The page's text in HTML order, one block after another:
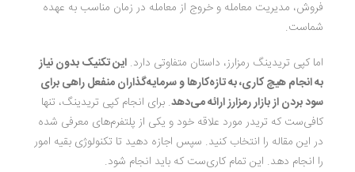
فروش، مدیریت معامله و خروج از معامله در زمان مناسب به عهده
شماست.
اما کپی تریدینگ رمزارز، داستان متفاوتی دارد. این تکنیک بدون نیاز
به انجام هیچ کاری، به تازه‌کارها و سرمایه‌گذاران منفعل راهی برای
سود بردن از بازار رمزارز ارائه می‌دهد. برای انجام کپی تریدینگ، تنها
کافی‌ست که تریدر مورد علاقه خود و یکی از پلتفرم‌های معرفی شده
در این مقاله را انتخاب کنید. سپس اجازه دهید تا تکنولوژی بقیه امور
را انجام دهد. این تمام کاری‌ست که باید انجام شود.